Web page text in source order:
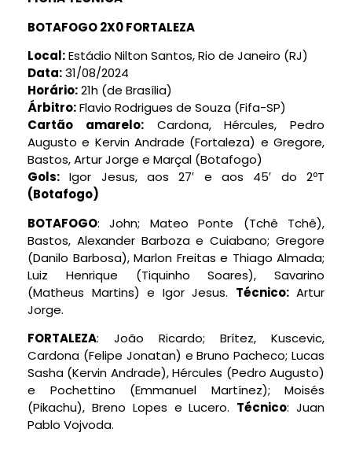
BOTAFOGO 2X0 FORTALEZA
Local:Estádio Nilton Santos, Rio de Janeiro (RJ)
Data:31/08/2024
Horário:21h (de Brasília)
Árbitro:Flavio Rodrigues de Souza (Fifa-SP)
Cartão amarelo:Cardona, Hércules, Pedro
Augusto e Kervin Andrade (Fortaleza) e Gregore,
Bastos, Artur Jorge e Marçal (Botafogo)
Gols: Igor Jesus, aos 27′ e aos 45′ do 2ºT
(Botafogo)
BOTAFOGO: John; Mateo Ponte (Tchê Tchê),
Bastos, Alexander Barboza e Cuiabano; Gregore
(Danilo Barbosa), Marlon Freitas e Thiago Almada;
Luiz Henrique (Tiquinho Soares), Savarino
(Matheus Martins) e Igor Jesus. Técnico:Artur
Jorge.
FORTALEZA: João Ricardo; Brítez, Kuscevic,
Cardona (Felipe Jonatan) e Bruno Pacheco; Lucas
Sasha (Kervin Andrade), Hércules (Pedro Augusto)
e Pochettino (Emmanuel Martínez); Moisés
(Pikachu), Breno Lopes e Lucero. Técnico: Juan
Pablo Vojvoda.